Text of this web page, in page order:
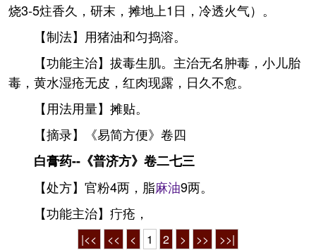
烧3-5炷香久，研末，摊地上1日，冷透火气）。
【制法】用猪油和匀捣溶。
【功能主治】拔毒生肌。主治无名肿毒，小儿胎
毒，黄水湿疮无皮，红肉现露，日久不愈。
【用法用量】摊贴。
【摘录】《易简方便》卷四
白膏药--《普济方》卷二七三
【处方】官粉4两，脂麻油9两。
【功能主治】疔疮，
|<< << < 1 2 > >> >>|